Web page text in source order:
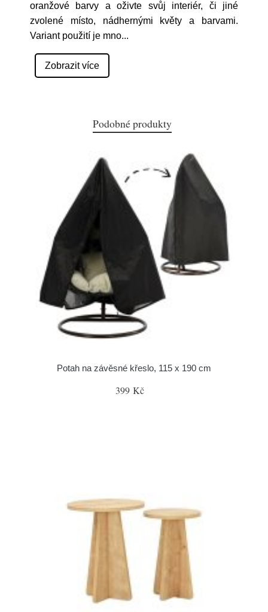
oranžové barvy a oživte svůj interiér, či jiné
zvolené místo, nádhernými květy a barvami.
Variant použití je mno...
Zobrazit více
Podobné produkty
Potah na závěsné křeslo, 115 x 190 cm
399 Kč